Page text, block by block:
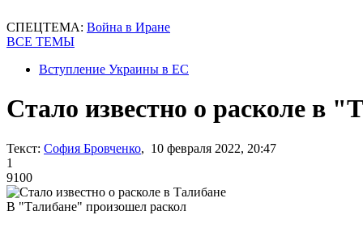
СПЕЦТЕМА: Война в Иране
ВСЕ ТЕМЫ
Вступление Украины в ЕС
Стало известно о расколе в
Текст: София Бровченко, 10 февраля 2022, 20:47
1
9100
В "Талибане" произошел раскол